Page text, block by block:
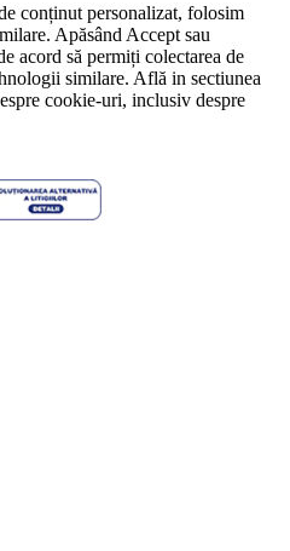
conținut personalizat, folosim
Apăsând Accept sau
acord să permiți colectarea de
similare. Află in sectiunea
cookie-uri, inclusiv despre